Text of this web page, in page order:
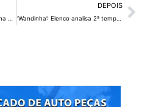
DEPOIS
‘Wandinha’: Elenco analisa 2ª temporada – e arrisca palpites para a 3ª